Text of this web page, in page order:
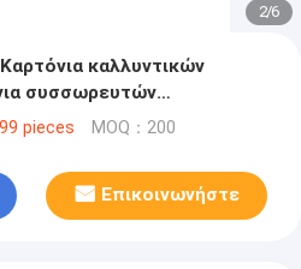
2/6
καλλυντικών
συσσωρευτών
pieces MOQ：200
Επικοινωνήστε